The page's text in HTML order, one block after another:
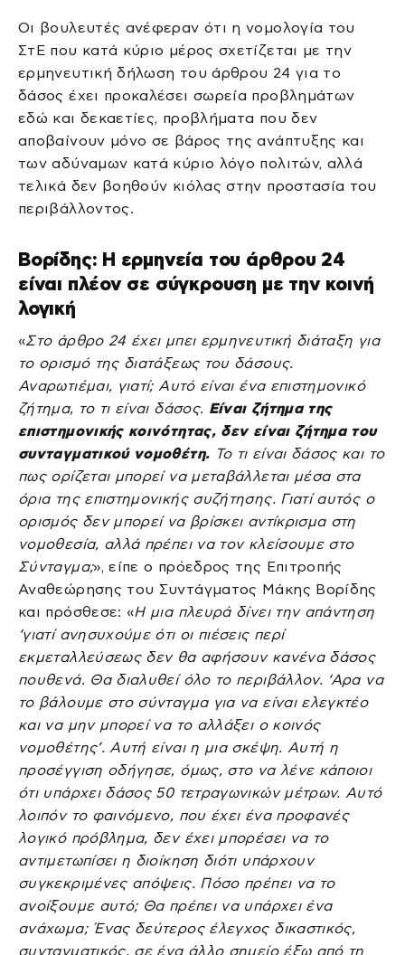
Οι βουλευτές ανέφεραν ότι η νομολογία του
ΣτΕ που κατά κύριο μέρος σχετίζεται με την
ερμηνευτική δήλωση του άρθρου 24 για το
δάσος έχει προκαλέσει σωρεία προβλημάτων
εδώ και δεκαετίες, προβλήματα που δεν
αποβαίνουν μόνο σε βάρος της ανάπτυξης και
των αδύναμων κατά κύριο λόγο πολιτών, αλλά
τελικά δεν βοηθούν κιόλας στην προστασία του
περιβάλλοντος.
Βορίδης: Η ερμηνεία του άρθρου 24
είναι πλέον σε σύγκρουση με την κοινή
λογική
«Στο άρθρο 24 έχει μπει ερμηνευτική διάταξη για
το ορισμό της διατάξεως του δάσους.
Αναρωτιέμαι, γιατί; Αυτό είναι ένα επιστημονικό
ζήτημα, το τι είναι δάσος. Είναι ζήτημα της
επιστημονικής κοινότητας, δεν είναι ζήτημα του
συνταγματικού νομοθέτη. Το τι είναι δάσος και το
πως ορίζεται μπορεί να μεταβάλλεται μέσα στα
όρια της επιστημονικής συζήτησης. Γιατί αυτός ο
ορισμός δεν μπορεί να βρίσκει αντίκρισμα στη
νομοθεσία, αλλά πρέπει να τον κλείσουμε στο
Σύνταγμα;», είπε ο πρόεδρος της Επιτροπής
Αναθεώρησης του Συντάγματος Μάκης Βορίδης
και πρόσθεσε: «Η μια πλευρά δίνει την απάντηση
‘γιατί ανησυχούμε ότι οι πιέσεις περί
εκμεταλλεύσεως δεν θα αφήσουν κανένα δάσος
πουθενά. Θα διαλυθεί όλο το περιβάλλον. ‘Αρα να
το βάλουμε στο σύνταγμα για να είναι ελεγκτέο
και να μην μπορεί να το αλλάξει ο κοινός
νομοθέτης’. Αυτή είναι η μια σκέψη. Αυτή η
προσέγγιση οδήγησε, όμως, στο να λένε κάποιοι
ότι υπάρχει δάσος 50 τετραγωνικών μέτρων. Αυτό
λοιπόν το φαινόμενο, που έχει ένα προφανές
λογικό πρόβλημα, δεν έχει μπορέσει να το
αντιμετωπίσει η διοίκηση διότι υπάρχουν
συγκεκριμένες απόψεις. Πόσο πρέπει να το
ανοίξουμε αυτό; Θα πρέπει να υπάρχει ένα
ανάχωμα; Ένας δεύτερος έλεγχος δικαστικός,
συνταγματικός, σε ένα άλλο σημείο έξω από τη